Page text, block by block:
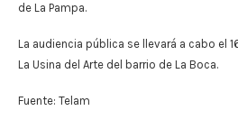
de La Pampa.
La audiencia pública se llevará a cabo el
La Usina del Arte del barrio de La Boca.
Fuente: Telam